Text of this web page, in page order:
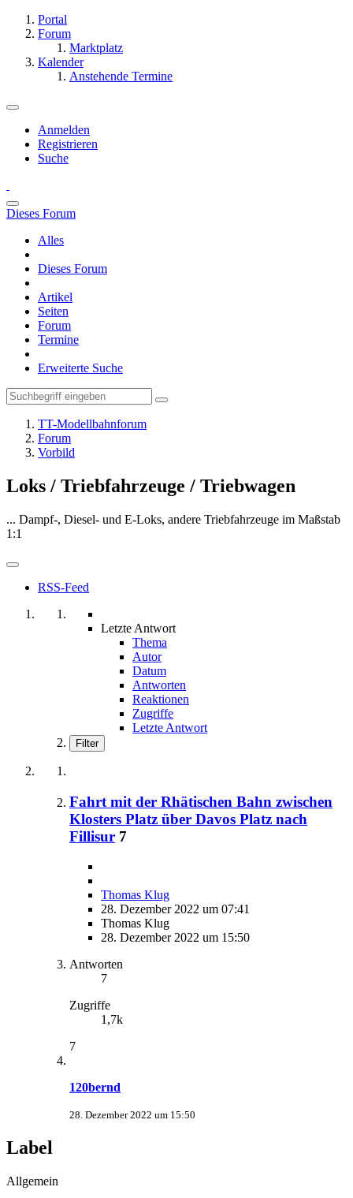
Portal
Forum
Marktplatz
Kalender
Anstehende Termine
Anmelden
Registrieren
Suche
Dieses Forum
Alles
Dieses Forum
Artikel
Seiten
Forum
Termine
Erweiterte Suche
TT-Modellbahnforum
Forum
Vorbild
Loks / Triebfahrzeuge / Triebwagen
... Dampf-, Diesel- und E-Loks, andere Triebfahrzeuge im Maßstab
1:1
RSS-Feed
Letzte Antwort
Thema
Autor
Datum
Antworten
Reaktionen
Zugriffe
Letzte Antwort
Filter
Fahrt mit der Rhätischen Bahn zwischen
Klosters Platz über Davos Platz nach
Fillisur 7
Thomas Klug
28. Dezember 2022 um 07:41
Thomas Klug
28. Dezember 2022 um 15:50
Antworten
7
Zugriffe
1,7k
7
120bernd
28. Dezember 2022 um 15:50
Label
Allgemein